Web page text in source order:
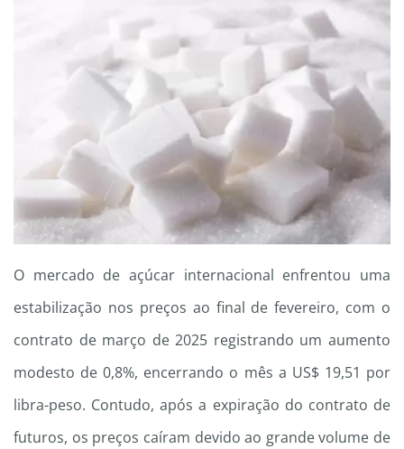
O mercado de açúcar internacional enfrentou uma
estabilização nos preços ao final de fevereiro, com o
contrato de março de 2025 registrando um aumento
modesto de 0,8%, encerrando o mês a US$ 19,51 por
libra-peso. Contudo, após a expiração do contrato de
futuros, os preços caíram devido ao grande volume de